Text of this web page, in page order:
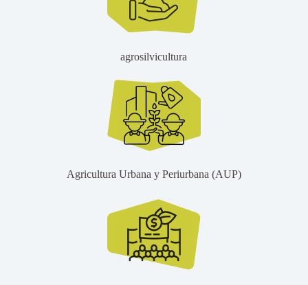
agrosilvicultura
Agricultura Urbana y Periurbana (AUP)